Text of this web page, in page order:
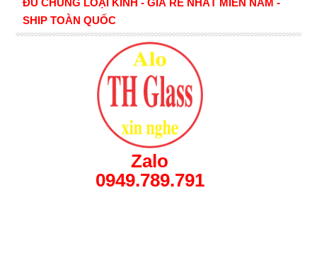
SHIP TOÀN QUỐC
Zalo
0949.789.791